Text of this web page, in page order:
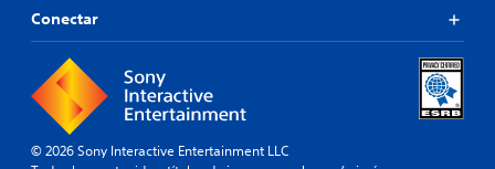
Conectar
© 2026 Sony Interactive Entertainment LLC